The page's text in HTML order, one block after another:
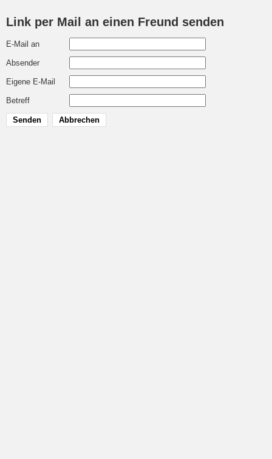
Link per Mail an einen Freund senden
E-Mail an
Absender
Eigene E-Mail
Betreff
Senden Abbrechen